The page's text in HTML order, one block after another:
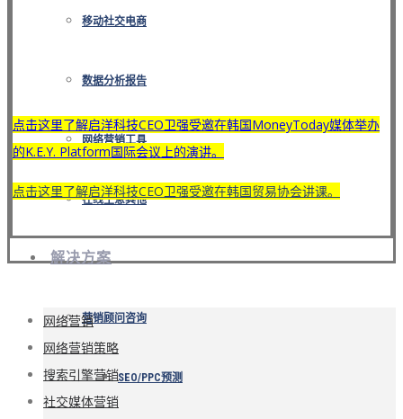
移动社交电商
数据分析报告
网络营销工具
在线生意其他
解决方案
营销顾问咨询
SEO/PPC预测
点击这里了解启洋科技CEO卫强受邀在韩国MoneyToday媒体举办
的K.E.Y. Platform国际会议上的演讲。
点击这里了解启洋科技CEO卫强受邀在韩国贸易协会讲课。
网络营销
网络营销策略
搜索引擎营销
社交媒体营销